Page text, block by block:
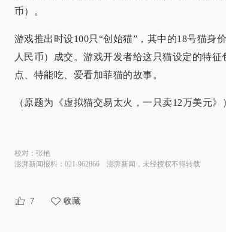
币）。
游戏推出时设100只“创始猫”，其中的18号猫身
人民币）成交。游戏开发者给这只猫设定的特
点、特能吃、爱看加菲猫的故事。
（原题为《虚拟猫交易太火，一只卖12万美元》
校对： 张艳
澎湃新闻报料：021-962866
澎湃新闻，未经授权不得转载
7 收藏